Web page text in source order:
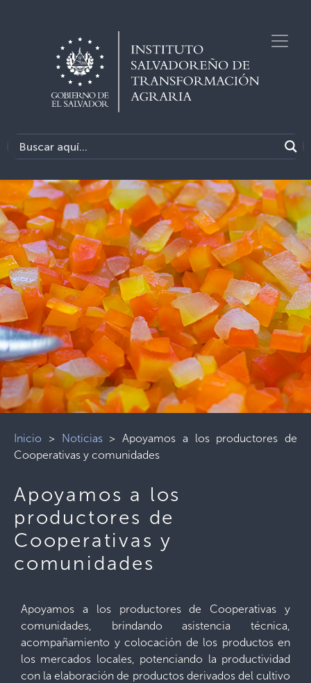
Inicio > Noticias> Apoyamos a los productores de
Cooperativas y comunidades
Apoyamos a los
productores de
Cooperativas y
comunidades
Apoyamos a los productores de Cooperativas y
comunidades, brindando asistencia técnica,
acompañamiento y colocación de los productos en
los mercados locales, potenciando la productividad
con la elaboración de productos derivados del cultivo